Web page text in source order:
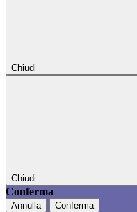
Chiudi
Chiudi
Conferma
Annulla Conferma